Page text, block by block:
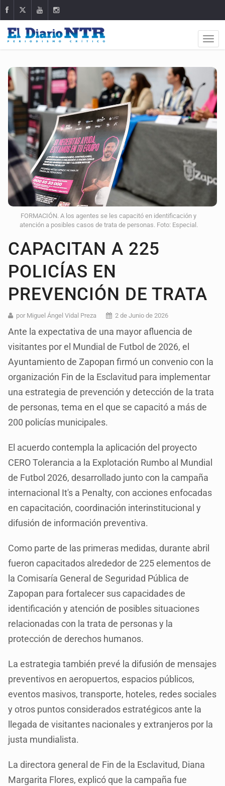
FORMACIÓN. A los agentes se les capacitó en identificación y
atención a posibles casos de trata de personas. Foto: Especial.
CAPACITAN A 225
POLICÍAS EN
PREVENCIÓN DE TRATA
por Miguel Ángel Vidal Preza 2 de Junio de 2026
Ante la expectativa de una mayor afluencia de
visitantes por el Mundial de Futbol de 2026, el
Ayuntamiento de Zapopan firmó un convenio con la
organización Fin de la Esclavitud para implementar
una estrategia de prevención y detección de la trata
de personas, tema en el que se capacitó a más de
200 policías municipales.
El acuerdo contempla la aplicación del proyecto
CERO Tolerancia a la Explotación Rumbo al Mundial
de Futbol 2026, desarrollado junto con la campaña
internacional It's a Penalty, con acciones enfocadas
en capacitación, coordinación interinstitucional y
difusión de información preventiva.
Como parte de las primeras medidas, durante abril
fueron capacitados alrededor de 225 elementos de
la Comisaría General de Seguridad Pública de
Zapopan para fortalecer sus capacidades de
identificación y atención de posibles situaciones
relacionadas con la trata de personas y la
protección de derechos humanos.
La estrategia también prevé la difusión de mensajes
preventivos en aeropuertos, espacios públicos,
eventos masivos, transporte, hoteles, redes sociales
y otros puntos considerados estratégicos ante la
llegada de visitantes nacionales y extranjeros por la
justa mundialista.
La directora general de Fin de la Esclavitud, Diana
Margarita Flores, explicó que la campaña fue